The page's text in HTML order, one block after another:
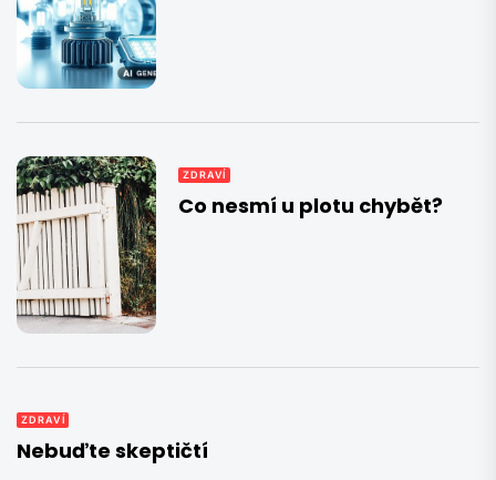
ZDRAVÍ
Co nesmí u plotu chybět?
ZDRAVÍ
Nebuďte skeptičtí